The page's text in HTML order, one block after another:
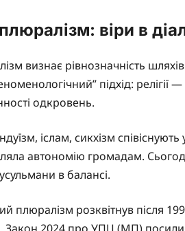
віри в
визнає рівнозначність
підхід: релігії
одкровень.
іслам, сикхізм
автономію громадам.
в балансі.
плюралізм розквітнув після